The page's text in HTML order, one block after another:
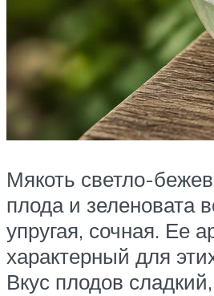
Мякоть светло-
плода и зеленовата
упругая, сочная. Ее
характерный для
Вкус плодов